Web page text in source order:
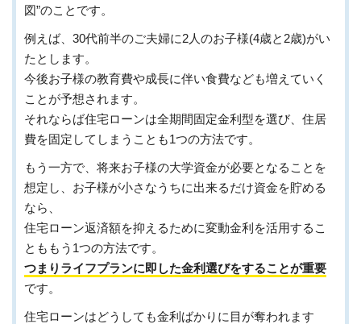
図”のことです。
例えば、30代前半のご夫婦に2人のお子様(4歳と2歳)がい
たとします。
今後お子様の教育費や成長に伴い食費なども増えていく
ことが予想されます。
それならば住宅ローンは全期間固定金利型を選び、住居
費を固定してしまうことも1つの方法です。
もう一方で、将来お子様の大学資金が必要となることを
想定し、お子様が小さなうちに出来るだけ資金を貯める
なら、
住宅ローン返済額を抑えるために変動金利を活用するこ
とももう1つの方法です。
つまりライフプランに即した金利選びをすることが重要
です。
住宅ローンはどうしても金利ばかりに目が奪われます